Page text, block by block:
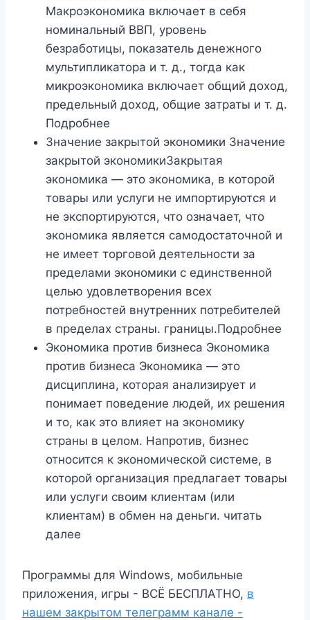
Макроэкономика включает в себя
номинальный ВВП, уровень
безработицы, показатель денежного
мультипликатора и т. д., тогда как
микроэкономика включает общий доход,
предельный доход, общие затраты и т. д.
Подробнее
Значение закрытой экономики Значение
закрытой экономикиЗакрытая
экономика — это экономика, в которой
товары или услуги не импортируются и
не экспортируются, что означает, что
экономика является самодостаточной и
не имеет торговой деятельности за
пределами экономики с единственной
целью удовлетворения всех
потребностей внутренних потребителей
в пределах страны. границы.Подробнее
Экономика против бизнеса Экономика
против бизнеса Экономика — это
дисциплина, которая анализирует и
понимает поведение людей, их решения
и то, как это влияет на экономику
страны в целом. Напротив, бизнес
относится к экономической системе, в
которой организация предлагает товары
или услуги своим клиентам (или
клиентам) в обмен на деньги. читать
далее
Программы для Windows, мобильные
приложения, игры - ВСЁ БЕСПЛАТНО, в
нашем закрытом телеграмм канале -